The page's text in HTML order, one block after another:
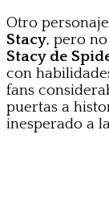
Otro
Stacy, pero
Stacy de
con
fans
puertas a
inesperado a